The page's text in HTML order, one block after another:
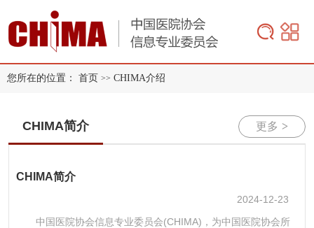
您所在的位置： 首页 >> CHIMA介绍
CHIMA简介 更多 >
CHIMA简介
2024-12-23
中国医院协会信息专业委员会(CHIMA)，为中国医院协会所